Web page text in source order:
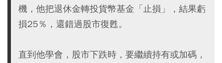
機，他把退休金轉投貨幣基金「止損」，結果虧
損25％，還錯過股市復甦。
直到他學會，股市下跌時，要繼續持有或加碼，